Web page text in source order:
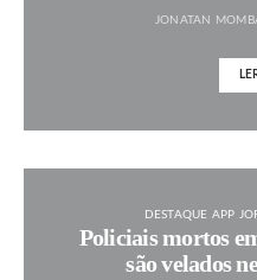
JONATAN
DESTAQUE APP
Policiais mortos
são velados